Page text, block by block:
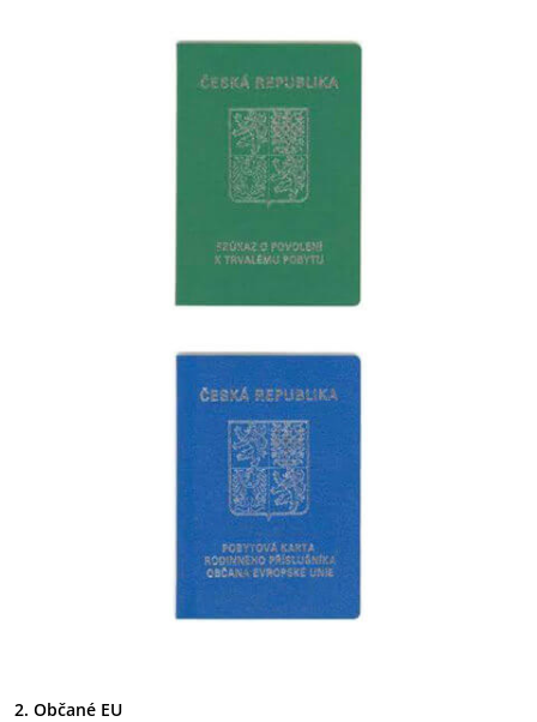
2. Občané EU